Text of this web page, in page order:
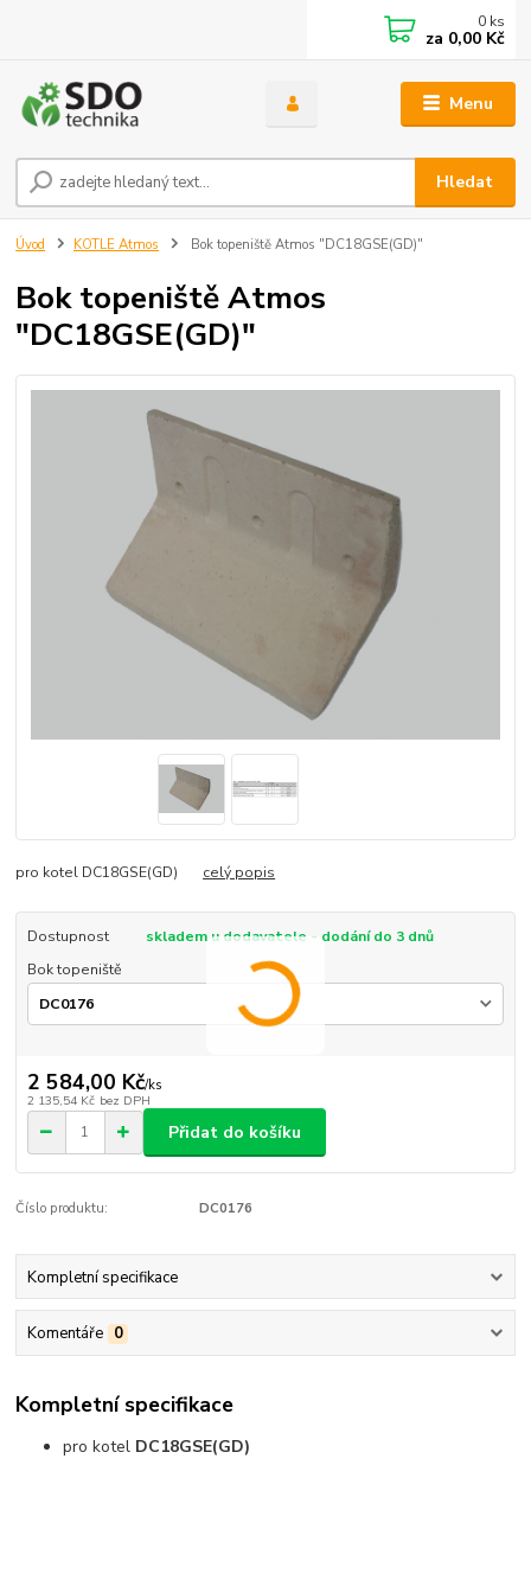
Menu
Hledat
0 ks
za 0,00 Kč
Úvod KOTLE Atmos Bok topeniště Atmos "DC18GSE(GD)"
Bok topeniště Atmos
"DC18GSE(GD)"
pro kotel DC18GSE(GD) celý popis
Dostupnost
skladem u dodavatele - dodání do 3 dnů
Bok topeniště
2 584,00 Kč/ks
2 135,54 Kč bez DPH
Přidat do košíku
Číslo produktu: DC0176
Kompletní specifikace
Komentáře 0
Kompletní specifikace
pro kotel DC18GSE(GD)